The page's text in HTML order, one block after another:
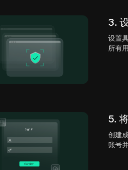
3.
设置
所有
5.
创建
账号